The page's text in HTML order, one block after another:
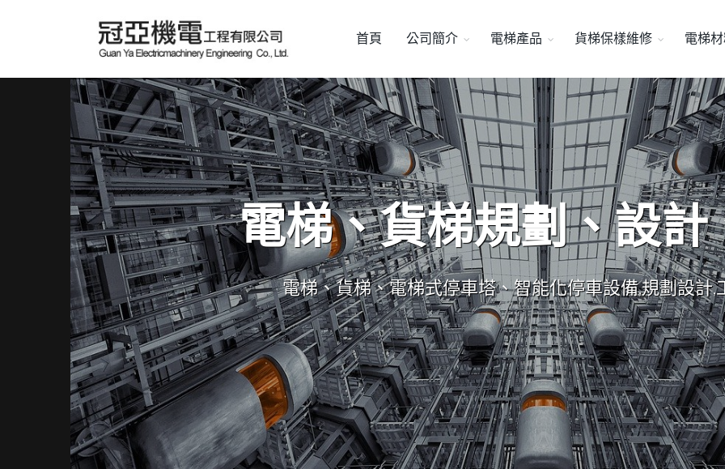
首頁 公司簡介 電梯產品 貨梯保樣維修 電梯
電梯、貨梯規劃、設計
電梯、貨梯、電梯式停車塔、智能化停車設備,規劃設計,